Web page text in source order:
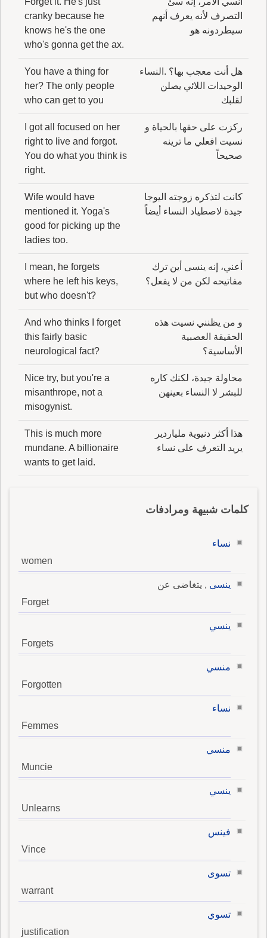
التصرف لأنه يعرف أنهم
سيطردونه هو
cranky because he
knows he's the one
who's gonna get the ax.
هل أنت معجب بها؟ .النساء
الوحيدات اللائي يصلن
لقلبك
You have a thing for
her? The only people
who can get to you
ركزت على حقها بالحياة و
نسيت افعلي ما ترينه
صحيحاً
I got all focused on her
right to live and forgot.
You do what you think is
right.
كانت لتذكره زوجته اليوجا
جيدة لاصطياد النساء أيضاً
Wife would have
mentioned it. Yoga's
good for picking up the
ladies too.
أعني، إنه ينسى أين ترك
مفاتيحه لكن من لا يفعل؟
I mean, he forgets
where he left his keys,
but who doesn't?
و من يظنني نسيت هذه
الحقيقة العصبية
الأساسية؟
And who thinks I forget
this fairly basic
neurological fact?
محاولة جيدة، لكنك كاره
للبشر لا النساء بعينهن
Nice try, but you're a
misanthrope, not a
misogynist.
هذا أكثر دنيوية ملياردير
يريد التعرف على نساء
This is much more
mundane. A billionaire
wants to get laid.
كلمات شبيهة ومرادفات
نساء
women
ينسى , يتغاضى عن
Forget
ينسي
Forgets
منسي
Forgotten
نساء
Femmes
منسي
Muncie
ينسي
Unlearns
فينس
Vince
تسوى
warrant
تسوي
justification